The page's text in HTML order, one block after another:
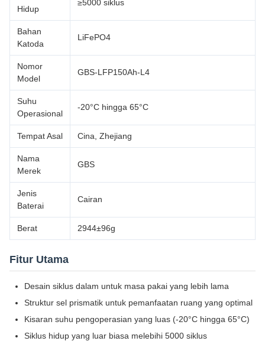
Hidup
≥5000 siklus
Bahan
Katoda
LiFePO4
Nomor
Model
GBS-LFP150Ah-L4
Suhu
Operasional
-20°C hingga 65°C
Tempat Asal Cina, Zhejiang
Nama
Merek
GBS
Jenis
Baterai
Cairan
Berat 2944±96g
Fitur Utama
Desain siklus dalam untuk masa pakai yang lebih lama
Struktur sel prismatik untuk pemanfaatan ruang yang optimal
Kisaran suhu pengoperasian yang luas (-20°C hingga 65°C)
Siklus hidup yang luar biasa melebihi 5000 siklus